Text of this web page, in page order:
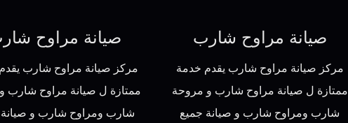
صيانة مراوح
مركز صيانة مراوح شارب
ممتازة ل صيانة مراوح شارب
شارب ومراوح شارب و
صيانة مراوح شارب
مركز صيانة مراوح شارب يقدم خدمة
ممتازة ل صيانة مراوح شارب و مروحة
شارب ومراوح شارب و صيانة جميع